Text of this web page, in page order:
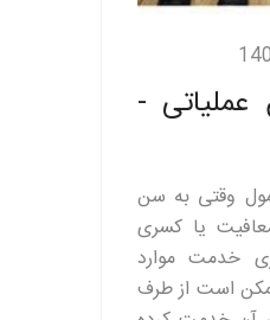
ادامه مطلب
-
وقتی به سن
یا کسری
خدمت موارد
است از طرف